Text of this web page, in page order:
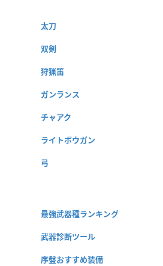
太刀
双剣
狩猟笛
ガンランス
チャアク
ライトボウガン
弓
最強武器種ランキング
武器診断ツール
序盤おすすめ装備